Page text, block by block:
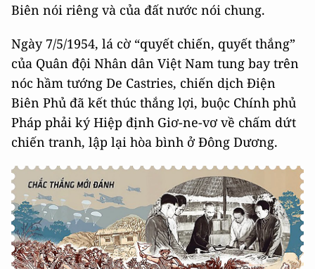
Biên nói riêng và của đất nước nói chung.
Ngày 7/5/1954, lá cờ “quyết chiến, quyết thắng”
của Quân đội Nhân dân Việt Nam tung bay trên
nóc hầm tướng De Castries, chiến dịch Điện
Biên Phủ đã kết thúc thắng lợi, buộc Chính phủ
Pháp phải ký Hiệp định Giơ-ne-vơ về chấm dứt
chiến tranh, lập lại hòa bình ở Đông Dương.